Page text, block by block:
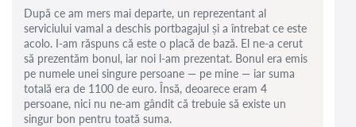
După ce am mers mai departe, un reprezentant al
serviciului vamal a deschis portbagajul și a întrebat ce este
acolo. I-am răspuns că este o placă de bază. El ne-a cerut
să prezentăm bonul, iar noi l-am prezentat. Bonul era emis
pe numele unei singure persoane — pe mine — iar suma
totală era de 1100 de euro. Însă, deoarece eram 4
persoane, nici nu ne-am gândit că trebuie să existe un
singur bon pentru toată suma.